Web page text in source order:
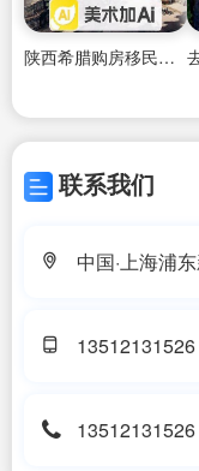
陕西希腊购房移民咨询中心地址
联系我们
中国·上海浦
13512131526
13512131526